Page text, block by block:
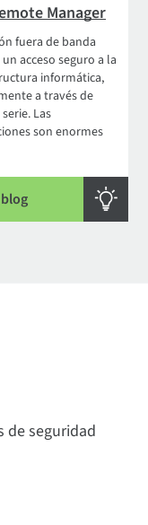
Manager
fuera de banda
acceso seguro a la
informática,
a través de
Las
son enormes
de seguridad